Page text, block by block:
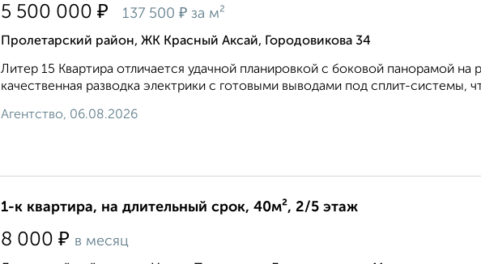
5 500 000 ₽ 137 500 ₽ за м²
Пролетарский район, ЖК Красный Аксай, Городовикова 34
Литер 15 Квартира отличается удачной планировкой с боковой панорамой
качественная разводка электрики с готовыми выводами под сплит-системы,
Агентство, 06.08.2026
1-к квартира, на длительный срок, 40м², 2/5 этаж
8 000 ₽ в месяц